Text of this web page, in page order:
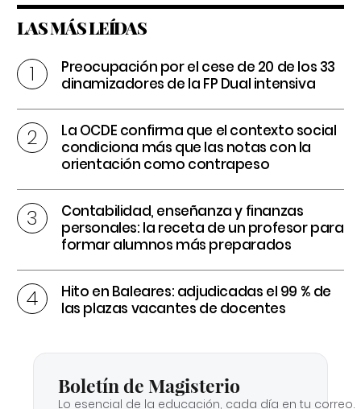
LAS MÁS LEÍDAS
Preocupación por el cese de 20 de los 33
dinamizadores de la FP Dual intensiva
La OCDE confirma que el contexto social
condiciona más que las notas con la
orientación como contrapeso
Contabilidad, enseñanza y finanzas
personales: la receta de un profesor para
formar alumnos más preparados
Hito en Baleares: adjudicadas el 99 % de
las plazas vacantes de docentes
Boletín de Magisterio
Lo esencial de la educación, cada día en tu correo.